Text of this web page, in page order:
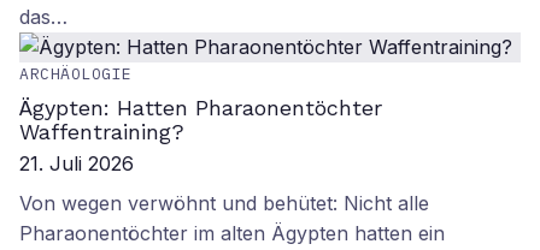
das…
ARCHÄOLOGIE
Ägypten: Hatten Pharaonentöchter
Waffentraining?
21. Juli 2026
Von wegen verwöhnt und behütet: Nicht alle
Pharaonentöchter im alten Ägypten hatten ein